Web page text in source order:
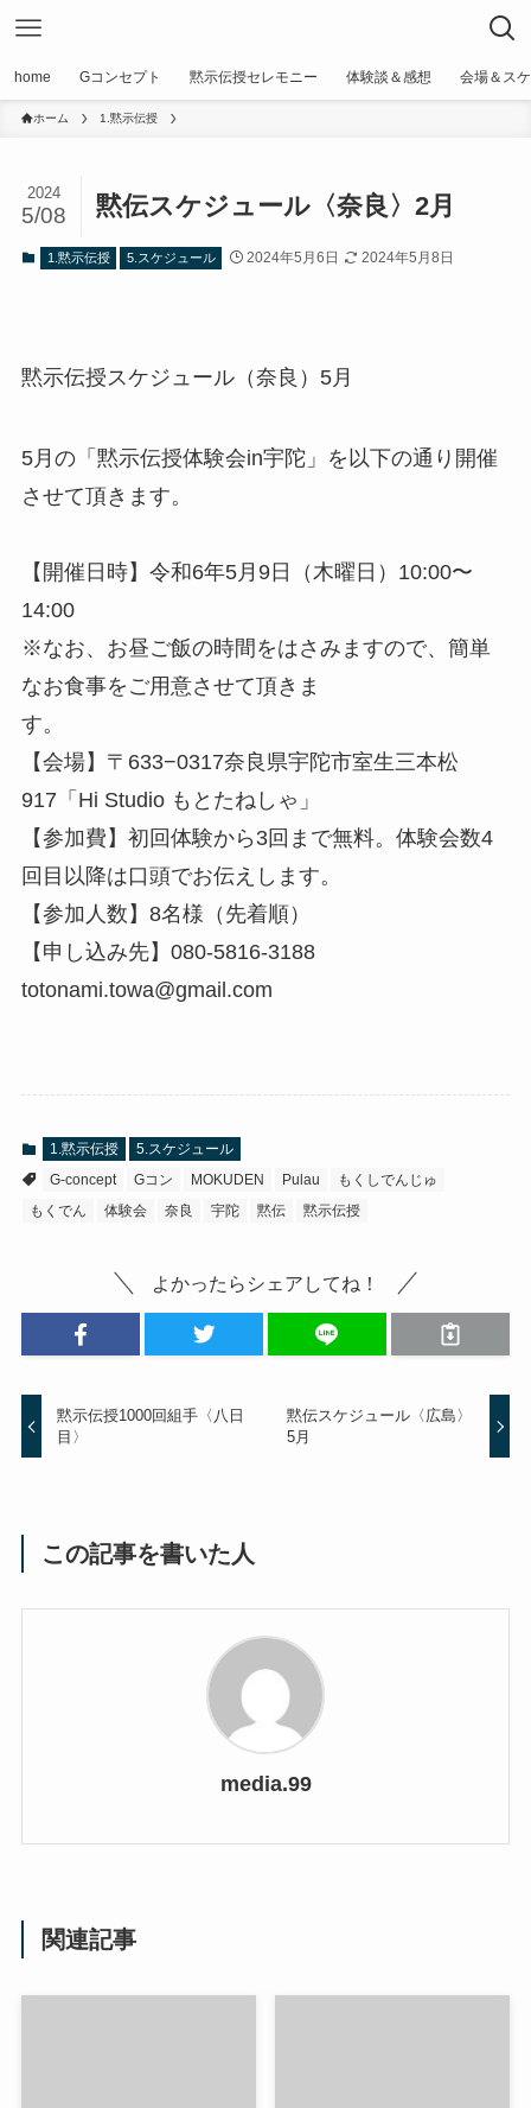
home Gコンセプト 黙示伝授セレモニー 体験談＆感想 会場＆ス
ホーム 1.黙示伝授
黙伝スケジュール〈奈良〉2月
2024
5/08
1.黙示伝授 5.スケジュール 2024年5月6日 2024年5月8日
黙示伝授スケジュール（奈良）5月
5月の「黙示伝授体験会in宇陀」を以下の通り開催
させて頂きます。
【開催日時】令和6年5月9日（木曜日）10:00〜
14:00
※なお、お昼ご飯の時間をはさみますので、簡単
なお食事をご用意させて頂きま
す。
【会場】〒633−0317奈良県宇陀市室生三本松
917「Hi Studio もとたねしゃ」
【参加費】初回体験から3回まで無料。体験会数4
回目以降は口頭でお伝えします。
【参加人数】8名様（先着順）
【申し込み先】080-5816-3188
totonami.towa@gmail.com
1.黙示伝授
5.スケジュール
G-concept
Gコン MOKUDEN Pulau
もくしでんじゅ
もくでん
体験会 奈良 宇陀 黙伝 黙示伝授
よかったらシェアしてね！
黙示伝授1000回組手〈八日
目〉
黙伝スケジュール〈広島〉
5月
この記事を書いた人
media.99
関連記事